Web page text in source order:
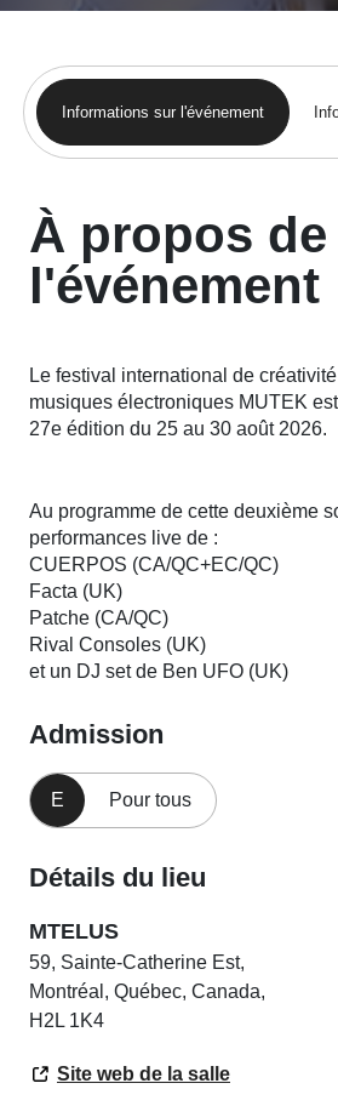
Informations sur l'événement
À propos de
l'événement
Le festival international de
musiques électroniques MUTEK
27e édition du 25 au 30 août 2026.
Au programme de cette deuxième
performances live de :
CUERPOS (CA/QC+EC/QC)
Facta (UK)
Patche (CA/QC)
Rival Consoles (UK)
et un DJ set de Ben UFO (UK)
Admission
E Pour tous
Détails du lieu
MTELUS
59, Sainte-Catherine Est,
Montréal, Québec, Canada,
H2L 1K4
Site web de la salle